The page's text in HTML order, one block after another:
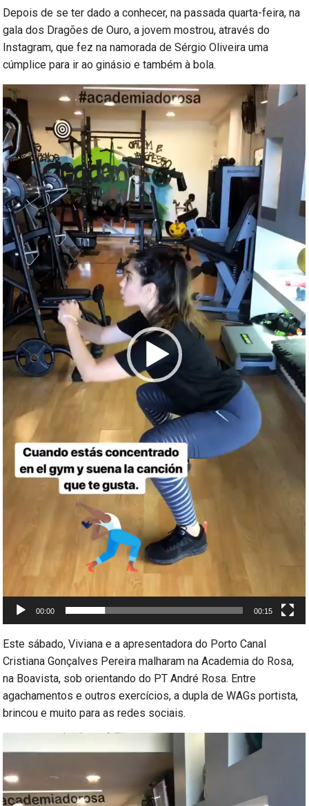
Depois de se ter dado a conhecer, na passada quarta-feira, na
gala dos Dragões de Ouro, a jovem mostrou, através do
Instagram, que fez na namorada de Sérgio Oliveira uma
cúmplice para ir ao ginásio e também à bola.
Reprodutor
de
vídeo
00:00 00:15
Este sábado, Viviana e a apresentadora do Porto Canal
Cristiana Gonçalves Pereira malharam na Academia do Rosa,
na Boavista, sob orientando do PT André Rosa. Entre
agachamentos e outros exercícios, a dupla de WAGs portista,
brincou e muito para as redes sociais.
vídeo